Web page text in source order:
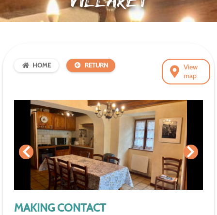
View
map
HOME RETURN
MAKING CONTACT